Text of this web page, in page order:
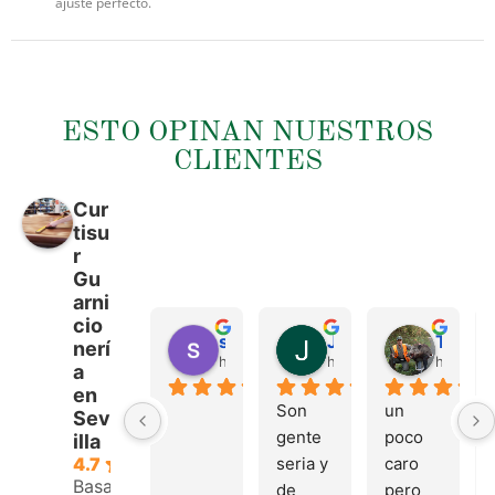
ESTO OPINAN NUESTROS
CLIENTES
Cur
tisu
r
Gu
arni
cio
nerí
a
en
Sev
illa
4.7
Basado
hace 4 meses hace 4 meses
Son
gente
seria y
de
hace 4
un
poco
caro
pero